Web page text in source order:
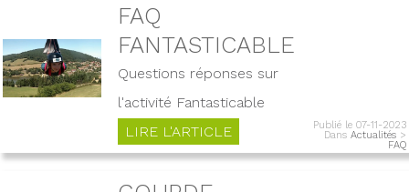
FAQ
FANTASTICABLE
Questions réponses sur
l'activité Fantasticable
LIRE L'ARTICLE
Publié le 07-11-2023
Dans Actualités >
FAQ